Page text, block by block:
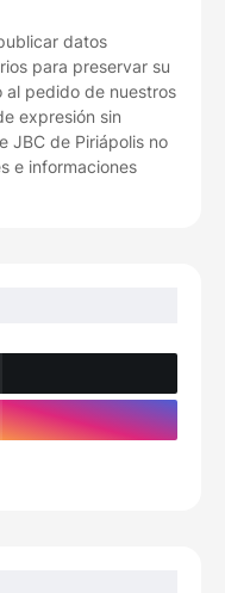
datos
para preservar su
al pedido de nuestros
expresión sin
JBC de Piriápolis no
e informaciones